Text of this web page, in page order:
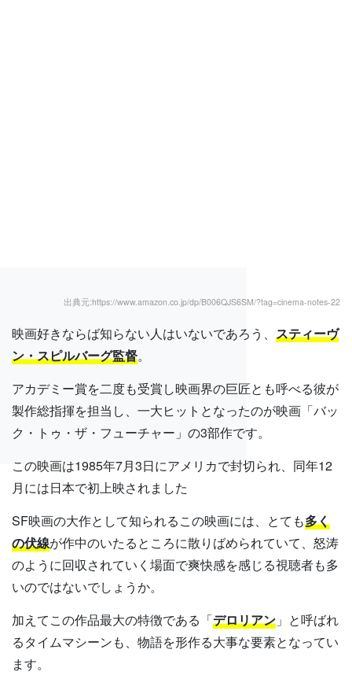
出典元:https://www.amazon.co.jp/dp/B006QJS6SM/?tag=cinema-notes-22
映画好きならば知らない人はいないであろう、 スティーヴ
ン・スピルバーグ監督。
アカデミー賞を二度も受賞し映画界の巨匠とも呼べる彼が
製作総指揮を担当し、一大ヒットとなったのが映画「バッ
ク・トゥ・ザ・フューチャー」の3部作です。
この映画は1985年7月3日にアメリカで封切られ、同年12
月には日本で初上映されました
SF映画の大作として知られるこの映画には、とても多く
の伏線が作中のいたるところに散りばめられていて、怒涛
のように回収されていく場面で爽快感を感じる視聴者も多
いのではないでしょうか。
加えてこの作品最大の特徴である「デロリアン 」と呼ばれ
るタイムマシーンも、物語を形作る大事な要素となってい
ます。